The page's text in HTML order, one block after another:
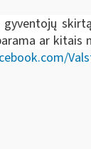
ar